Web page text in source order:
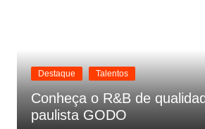
Destaque Talentos
Conheça o R&B de
paulista GODO